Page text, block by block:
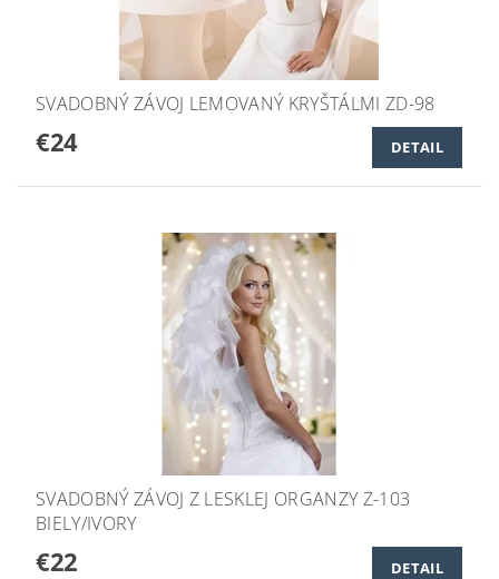
SVADOBNÝ ZÁVOJ LEMOVANÝ KRYŠTÁLMI ZD-98
€24 DETAIL
SVADOBNÝ ZÁVOJ Z LESKLEJ ORGANZY Z-103
BIELY/IVORY
€22 DETAIL